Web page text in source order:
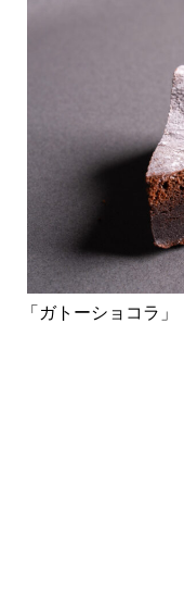
「ガトーショコラ